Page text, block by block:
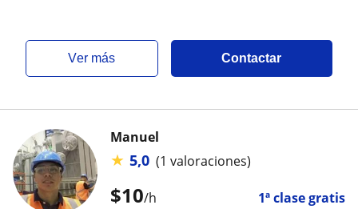
ver más Contactar
$10/h 1ª clase gratis
Manuel
★ 5,0 (1 valoraciones)